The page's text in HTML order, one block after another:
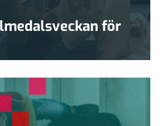
för